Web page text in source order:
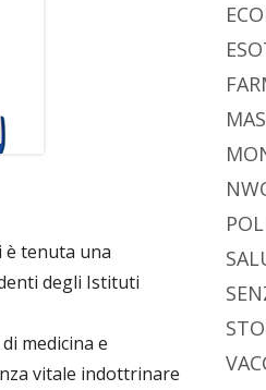
è tenuta una
degli Istituti
medicina e
vitale indottrinare